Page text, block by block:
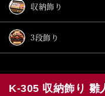
収納飾り
3段飾り
K-305 収納飾り 雛